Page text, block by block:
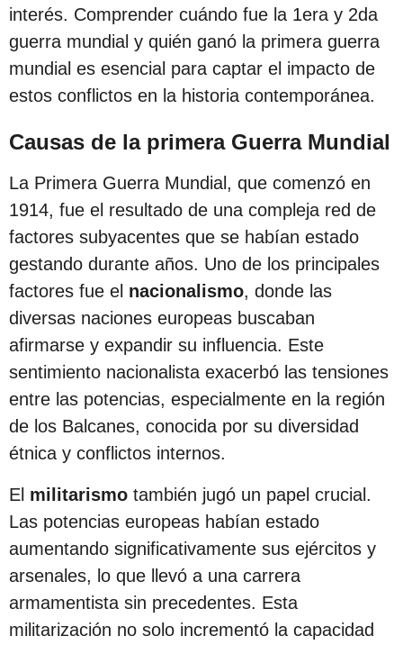
interés. Comprender cuándo fue la 1era y 2da
guerra mundial y quién ganó la primera guerra
mundial es esencial para captar el impacto de
estos conflictos en la historia contemporánea.
Causas de la primera Guerra Mundial
La Primera Guerra Mundial, que comenzó en
1914, fue el resultado de una compleja red de
factores subyacentes que se habían estado
gestando durante años. Uno de los principales
factores fue el nacionalismo, donde las
diversas naciones europeas buscaban
afirmarse y expandir su influencia. Este
sentimiento nacionalista exacerbó las tensiones
entre las potencias, especialmente en la región
de los Balcanes, conocida por su diversidad
étnica y conflictos internos.
El militarismo también jugó un papel crucial.
Las potencias europeas habían estado
aumentando significativamente sus ejércitos y
arsenales, lo que llevó a una carrera
armamentista sin precedentes. Esta
militarización no solo incrementó la capacidad